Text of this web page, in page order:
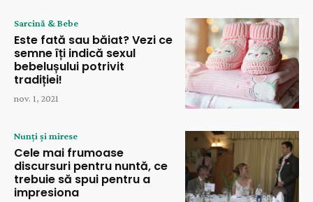
Sarcină & Bebe
Este fată sau băiat? Vezi ce
semne îți indică sexul
bebelușului potrivit
tradiției!
nov. 1, 2021
Nunți și mirese
Cele mai frumoase
discursuri pentru nuntă, ce
trebuie să spui pentru a
impresiona